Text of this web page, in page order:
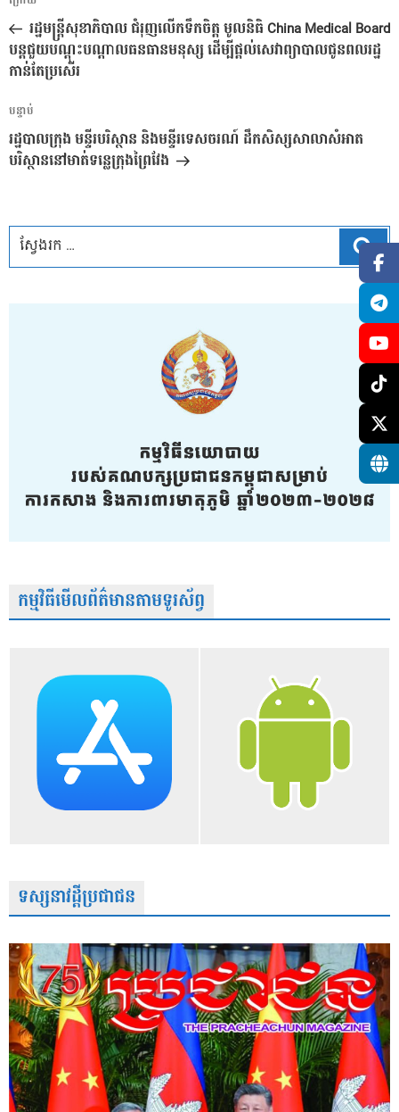
នាំទិស​
ប្រកាស
មុន រដ្ឋមន្ដ្រីសុខាភិបាល ជំរុញលើកទឹកចិត្ដ មូលនិធិ China Medical Board
បន្ដជួយបណ្ដុះបណ្ដាលធនធានមនុស្ស ដើម្បីផ្ដល់សេវាព្យាបាលជូនពលរដ្ឋ
កាន់តែប្រសើរ
អត្ថបទ
បន្ទាប់
បន្ទាប់
រដ្ឋបាលក្រុង មន្ទីរបរិស្ថាន និងមន្ទីរទេសចរណ៍ ដឹកសិស្សសាលាសំអាត
បរិស្ថាននៅមាត់ទន្លេក្រុងព្រៃវែង
ស្វែ
កម្មវិធីមើលព័ត៌មានតាមទូរស័ព្វ
ទស្សនាវដ្តីប្រជាជន